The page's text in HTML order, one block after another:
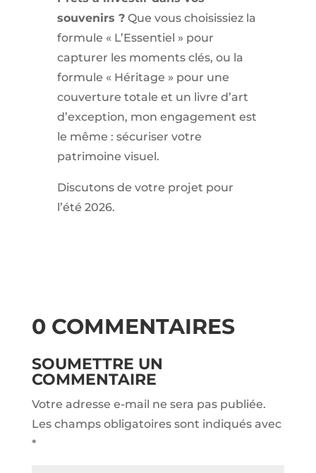
souvenirs ?Que vous choisissiez la
formule « L’Essentiel » pour
capturer les moments clés, ou la
formule « Héritage » pour une
couverture totale et un livre d’art
d’exception, mon engagement est
le même : sécuriser votre
patrimoine visuel.
Discutons de votre projet pour
l’été 2026.
0 COMMENTAIRES
SOUMETTRE UN
COMMENTAIRE
Votre adresse e-mail ne sera pas publiée.
Les champs obligatoires sont indiqués avec
*